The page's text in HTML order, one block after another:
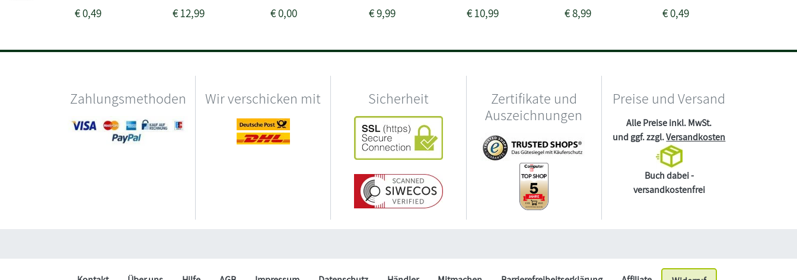
€0,49 €12,99 €0,00 €9,99 €10,99 €8,99 €0,49
Zahlungsmethoden Wir verschicken mit Sicherheit
Zertifikate und
Auszeichnungen
Preise und Versand
Alle Preise inkl. MwSt.
und ggf. zzgl.Versandkosten
Buch dabei -
versandkostenfrei